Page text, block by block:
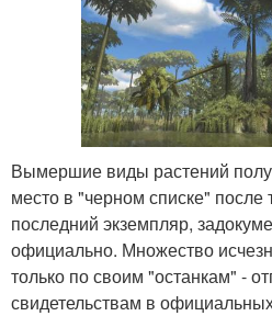
Вымершие виды растений
место в "черном списке" после
последний экземпляр,
официально. Множество
только по своим "останкам" -
свидетельствам в